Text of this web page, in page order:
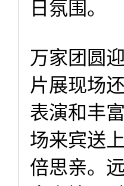
日氛围。
万家团圆
片展现场
表演和丰
场来宾送
倍思亲。